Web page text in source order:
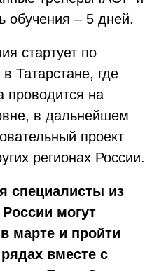
обучения – 5 дней.
стартует по
в Татарстане, где
проводится на
в дальнейшем
проект
регионах России.
специалисты из
могут
марте и пройти
вместе с